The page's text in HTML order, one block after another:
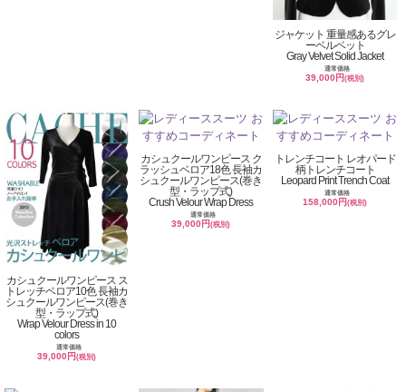
ジャケット 重量感あるグレ
ーベルベット
Gray Velvet Solid Jacket
通常価格
39,000円(税別)
カシュクールワンピース ス
トレッチベロア10色 長袖カ
シュクールワンピース(巻き
型・ラップ式)
Wrap Velour Dress in 10
colors
通常価格
39,000円(税別)
カシュクールワンピース ク
ラッシュベロア18色 長袖カ
シュクールワンピース(巻き
型・ラップ式)
Crush Velour Wrap Dress
通常価格
39,000円(税別)
トレンチコート レオパード
柄トレンチコート
Leopard Print Trench Coat
通常価格
158,000円(税別)